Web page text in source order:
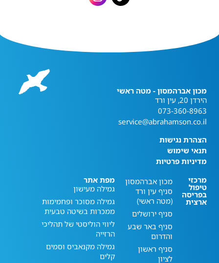
מכון אברהמסון - מטה ראשי
הירדן 20, עין ורד
073-360-8963
service@abrahamson.co.il
הצהרת נגישות
תנאי שימוש
מדיניות פרטיות
מרכזי
טיפול
בפריסה
ארצית
מכון אברהמסון
סניף עין ורד
(מטה ראשי)
סניף ירושלים
סניף באר שבע
והדרום
סניף ראשון
לציון
מפת אתר
גמילה מעישון
גמילה מסוכר ופחמימות
ממכרות בשיטה טבעית
ליווי הוליסטי של תהליכי
הרזייה
גמילה מקנאביס וסמים
קלים